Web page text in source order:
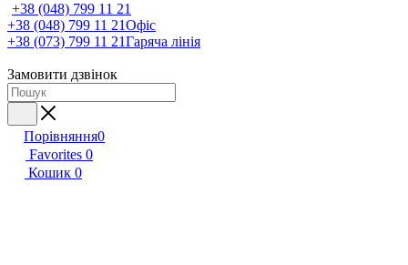
+38 (048) 799 11 21
+38 (048) 799 11 21Офіс
+38 (073) 799 11 21Гаряча лінія
Замовити дзвінок
Порівняння0
Favorites 0
Кошик 0